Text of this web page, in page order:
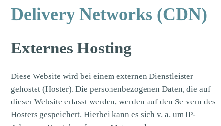
Delivery Networks (CDN)
Externes Hosting
Diese Website wird bei einem externen Dienstleister
gehostet (Hoster). Die personenbezogenen Daten, die auf
dieser Website erfasst werden, werden auf den Servern des
Hosters gespeichert. Hierbei kann es sich v. a. um IP-